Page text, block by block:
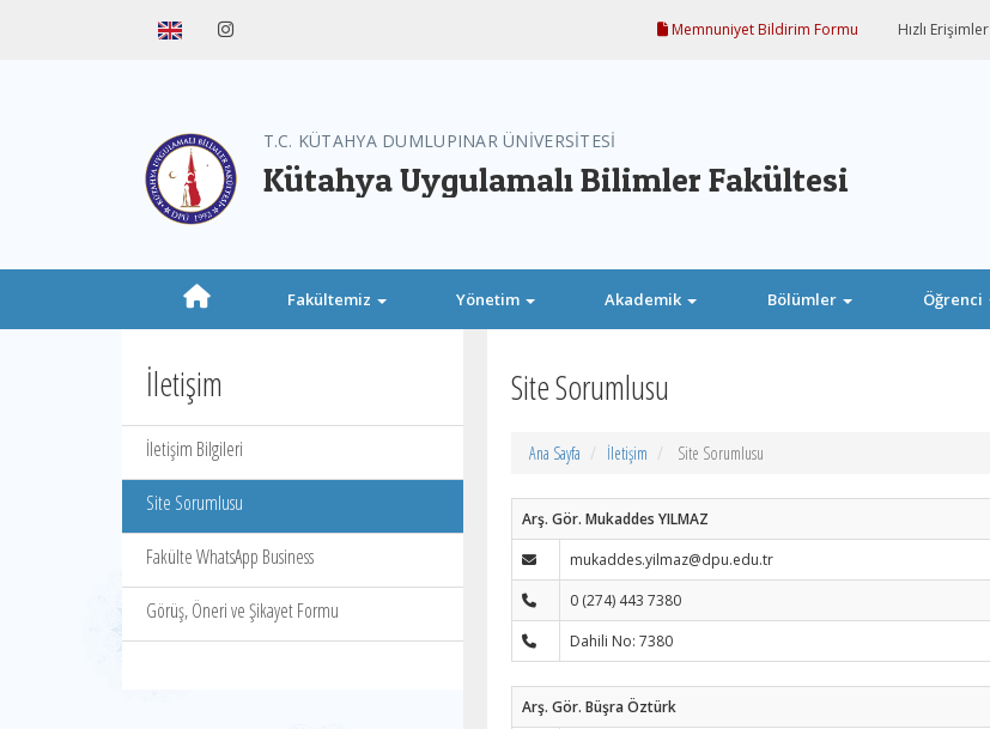
Memnuniyet Bildirim Formu Hızlı Erişimler
T.C. KÜTAHYA DUMLUPINAR ÜNİVERSİTESİ
Kütahya Uygulamalı Bilimler Fakültesi
Fakültemiz Yönetim Akademik Bölümler Öğrenci
İletişim
İletişim Bilgileri
Site Sorumlusu
Fakülte WhatsApp Business
Görüş, Öneri ve Şikayet Formu
Site Sorumlusu
Ana Sayfa İletişim Site Sorumlusu
Arş. Gör. Mukaddes YILMAZ
mukaddes.yilmaz@dpu.edu.tr
0 (274) 443 7380
Dahili No: 7380
Arş. Gör. Büşra Öztürk